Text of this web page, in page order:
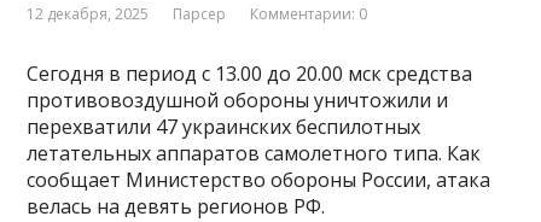
12 декабря, 2025 Парсер Комментарии: 0
Сегодня в период с 13.00 до 20.00 мск средства
противовоздушной обороны уничтожили и
перехватили 47 украинских беспилотных
летательных аппаратов самолетного типа. Как
сообщает Министерство обороны России, атака
велась на девять регионов РФ.